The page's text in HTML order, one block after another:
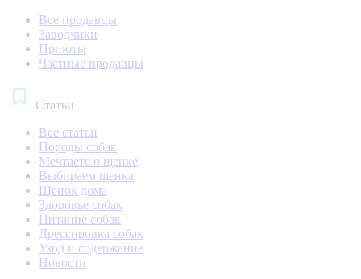
Все продавцы
Заводчики
Приюты
Частные продавцы
Статьи
Все статьи
Породы собак
Мечтаете о щенке
Выбираем щенка
Щенок дома
Здоровье собак
Питание собак
Дрессировка собак
Уход и содержание
Новости